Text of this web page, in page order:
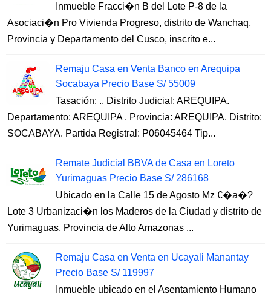
Inmueble Fracci�n B del Lote P-8 de la
Asociaci�n Pro Vivienda Progreso, distrito de Wanchaq,
Provincia y Departamento del Cusco, inscrito e...
Remaju Casa en Venta Banco en Arequipa
Socabaya Precio Base S/ 55009
Tasación: .. Distrito Judicial: AREQUIPA.
Departamento: AREQUIPA . Provincia: AREQUIPA. Distrito:
SOCABAYA. Partida Registral: P06045464 Tip...
Remate Judicial BBVA de Casa en Loreto
Yurimaguas Precio Base S/ 286168
Ubicado en la Calle 15 de Agosto Mz €�a�?
Lote 3 Urbanizaci�n los Maderos de la Ciudad y distrito de
Yurimaguas, Provincia de Alto Amazonas ...
Remaju Casa en Venta en Ucayali Manantay
Precio Base S/ 119997
Inmueble ubicado en el Asentamiento Humano